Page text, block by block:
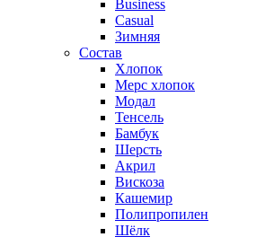
Business
Casual
Зимняя
Состав
Хлопок
Мерс хлопок
Модал
Тенсель
Бамбук
Шерсть
Акрил
Вискоза
Кашемир
Полипропилен
Шёлк